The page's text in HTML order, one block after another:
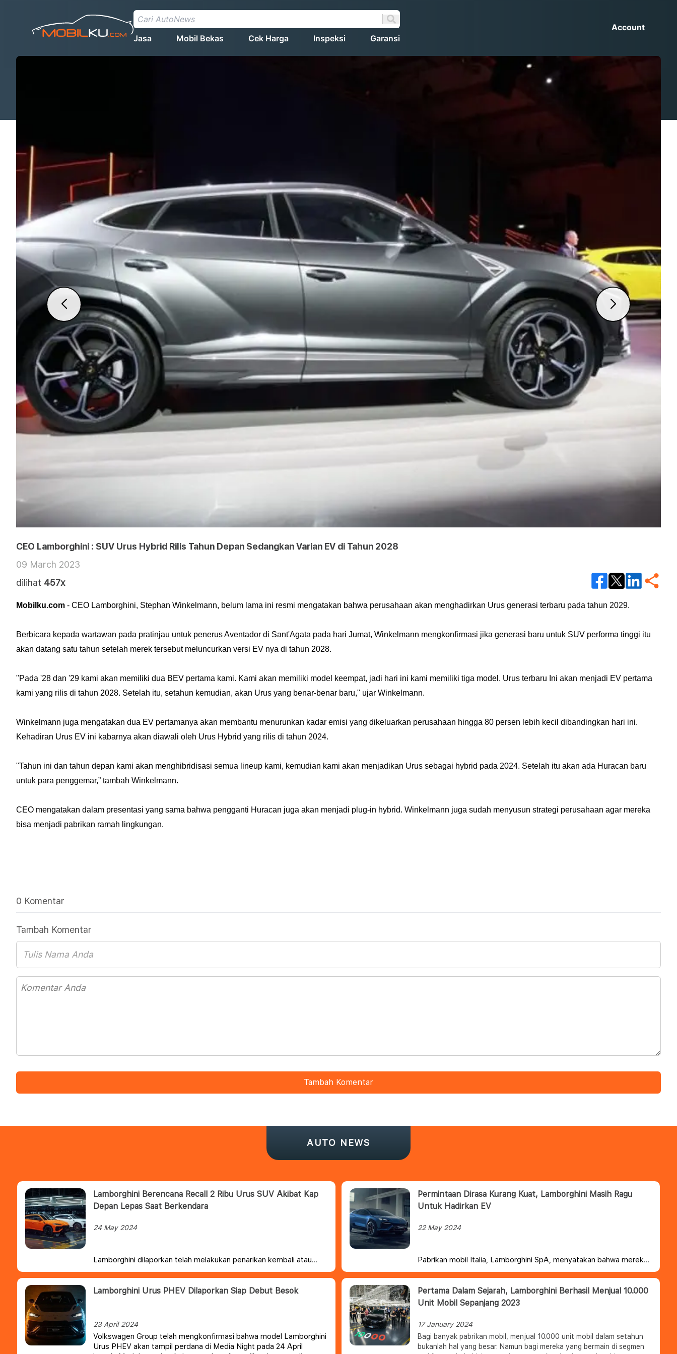
Jasa Mobil Bekas Cek Harga Inspeksi Garansi
Account
CEO Lamborghini : SUV Urus Hybrid Rilis Tahun Depan Sedangkan Varian EV di Tahun 2028
09 March 2023
dilihat 457x
Mobilku.com - CEO Lamborghini, Stephan Winkelmann, belum lama ini resmi mengatakan bahwa perusahaan akan menghadirkan Urus generasi terbaru pada tahun 2029.
Berbicara kepada wartawan pada pratinjau untuk penerus Aventador di Sant'Agata pada hari Jumat, Winkelmann mengkonfirmasi jika generasi baru untuk SUV performa tinggi itu
akan datang satu tahun setelah merek tersebut meluncurkan versi EV nya di tahun 2028.
"Pada '28 dan '29 kami akan memiliki dua BEV pertama kami. Kami akan memiliki model keempat, jadi hari ini kami memiliki tiga model. Urus terbaru Ini akan menjadi EV pertama
kami yang rilis di tahun 2028. Setelah itu, setahun kemudian, akan Urus yang benar-benar baru," ujar Winkelmann.
Winkelmann juga mengatakan dua EV pertamanya akan membantu menurunkan kadar emisi yang dikeluarkan perusahaan hingga 80 persen lebih kecil dibandingkan hari ini.
Kehadiran Urus EV ini kabarnya akan diawali oleh Urus Hybrid yang rilis di tahun 2024.
"Tahun ini dan tahun depan kami akan menghibridisasi semua lineup kami, kemudian kami akan menjadikan Urus sebagai hybrid pada 2024. Setelah itu akan ada Huracan baru
untuk para penggemar,” tambah Winkelmann.
CEO mengatakan dalam presentasi yang sama bahwa pengganti Huracan juga akan menjadi plug-in hybrid. Winkelmann juga sudah menyusun strategi perusahaan agar mereka
bisa menjadi pabrikan ramah lingkungan.
0 Komentar
Tambah Komentar
Tambah Komentar
AUTO NEWS
Lamborghini Berencana Recall 2 Ribu Urus SUV Akibat Kap
Depan Lepas Saat Berkendara
24 May 2024
Lamborghini dilaporkan telah melakukan penarikan kembali atau
recall terhadap SUV Urus karena kap mesinnya terbuka atau
terlepas saat sedang melaju.Penarikan kembali ini kabarnya
mencakup model Urus Performante dan Urus S yang diproduksi
mengalami kerusakan.
Permintaan Dirasa Kurang Kuat, Lamborghini Masih Ragu
Untuk Hadirkan EV
22 May 2024
Pabrikan mobil Italia, Lamborghini SpA, menyatakan bahwa mereka
masih akan menunda pembuatan mobil sports listrik karena merasa
ketidakpastian terhadap teknologinya semakin meningkat.
Lamborghini Urus PHEV Dilaporkan Siap Debut Besok
23 April 2024
Volkswagen Group telah mengkonfirmasi bahwa model Lamborghini
Urus PHEV akan tampil perdana di Media Night pada 24 April
Pertama Dalam Sejarah, Lamborghini Berhasil Menjual 10.000
Unit Mobil Sepanjang 2023
17 January 2024
Bagi banyak pabrikan mobil, menjual 10.000 unit mobil dalam setahun
bukanlah hal yang besar. Namun bagi mereka yang bermain di segmen